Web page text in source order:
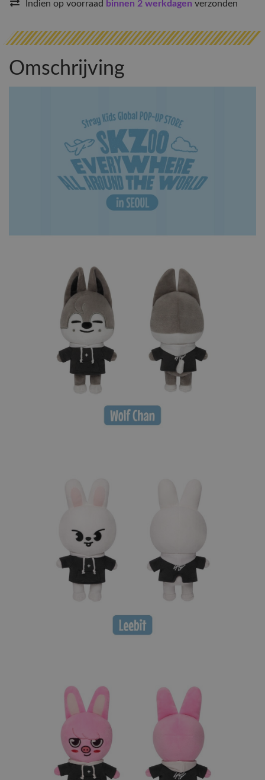
Indien op voorraad binnen 2 werkdagen verzonden
Omschrijving